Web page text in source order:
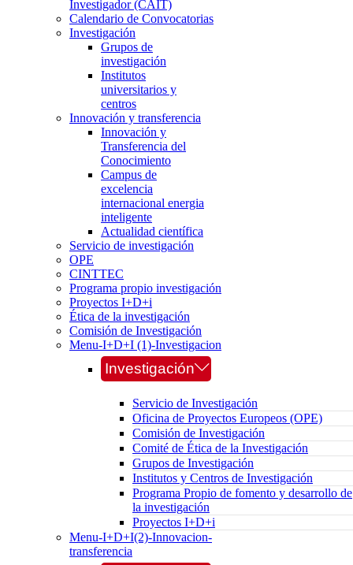
Investigador (CAIT)
Calendario de Convocatorias
Investigación
Grupos de
investigación
Institutos
universitarios y
centros
Innovación y transferencia
Innovación y
Transferencia del
Conocimiento
Campus de
excelencia
internacional energia
inteligente
Actualidad científica
Servicio de investigación
OPE
CINTTEC
Programa propio investigación
Proyectos I+D+i
Ética de la investigación
Comisión de Investigación
Menu-I+D+I (1)-Investigacion
Investigación
Servicio de Investigación
Oficina de Proyectos Europeos (OPE)
Comisión de Investigación
Comité de Ética de la Investigación
Grupos de Investigación
Institutos y Centros de Investigación
Programa Propio de fomento y desarrollo de
la investigación
Proyectos I+D+i
Menu-I+D+I(2)-Innovacion-
transferencia